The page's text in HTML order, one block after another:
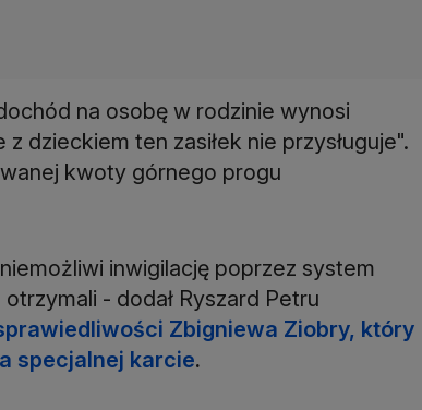
na osobę w rodzinie wynosi
dzieckiem ten zasiłek nie przysługuje".
kwoty górnego progu
inwigilację poprzez system
- dodał Ryszard Petru
Zbigniewa Ziobry, który
specjalnej karcie.